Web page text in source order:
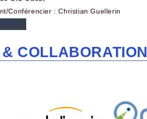
Conférencier : Christian Guellerin
COLLABORATION